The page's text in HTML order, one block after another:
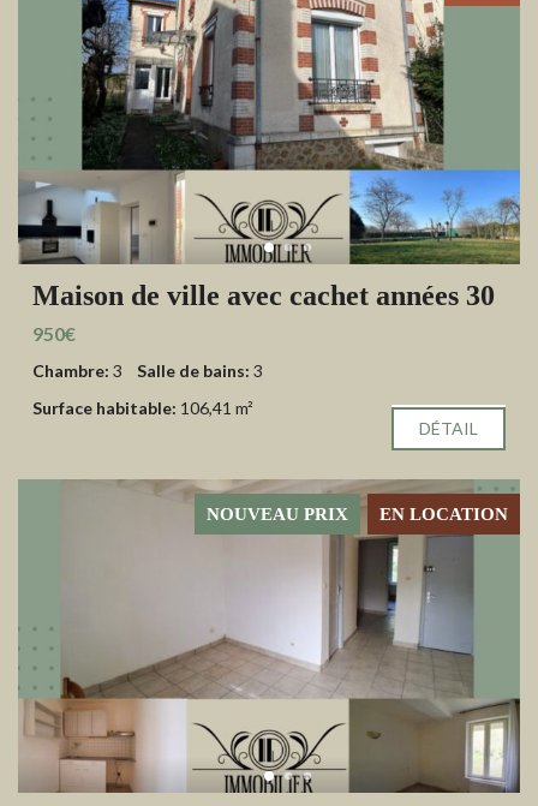
Maison de ville avec cachet années 30
950€
Chambre: 3 Salle de bains: 3
Surface habitable: 106,41 m²
DÉTAIL
EN LOCATION
NOUVEAU PRIX